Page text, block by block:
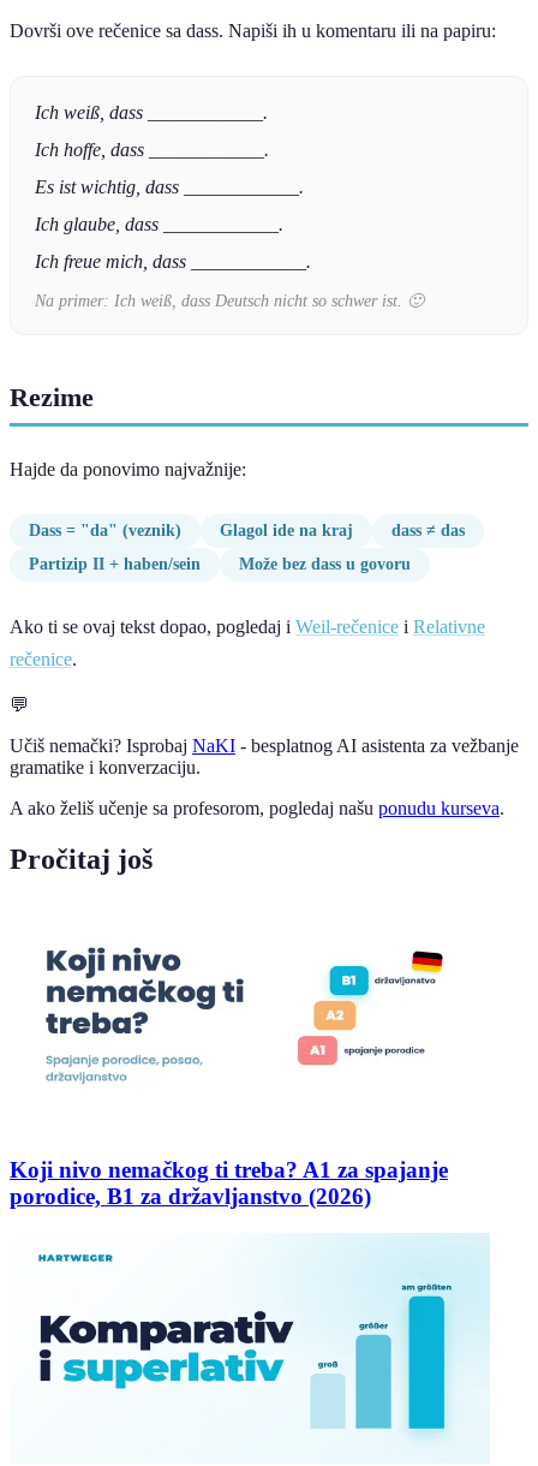
Dovrši ove rečenice sa dass. Napiši ih u komentaru ili na papiru:
Ich weiß, dass ____________.
Ich hoffe, dass ____________.
Es ist wichtig, dass ____________.
Ich glaube, dass ____________.
Ich freue mich, dass ____________.
Na primer: Ich weiß, dass Deutsch nicht so schwer ist. 🙂
Rezime
Hajde da ponovimo najvažnije:
Dass = "da" (veznik) Glagol ide na kraj
dass ≠ das
Partizip II + haben/sein
Može bez dass u govoru
Ako ti se ovaj tekst dopao, pogledaj i Weil-rečenice i Relativne
rečenice.
💬
Učiš nemački? Isprobaj NaKI - besplatnog AI asistenta za vežbanje
gramatike i konverzaciju.
A ako želiš učenje sa profesorom, pogledaj našu ponudu kurseva.
Pročitaj još
Koji nivo nemačkog ti treba? A1 za spajanje
porodice, B1 za državljanstvo (2026)